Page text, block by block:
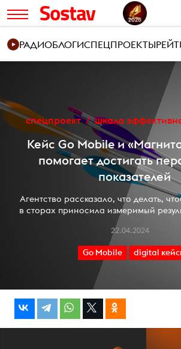
РАДИОБЛОГИСПЕЦПРОЕКТЫ
спецпроект шкала
Кейс Go Mobile и
помогает достигать
показателей
Агентство рассказало, что делать,
в сторах приносила измеримый
22.04.2024
Go Mobile digital